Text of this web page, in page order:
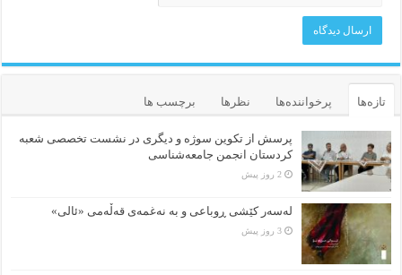
تازه‌ها پرخواننده‌ها نظرها برچسب ها
پرسش از تکوین سوژه و دیگری در نشست تخصصی شعبه
کردستان انجمن جامعه‌شناسی
2 روز پیش
لەسەر کێشی ڕوباعی و به نەغمەی قەڵەمی «ئالی»
3 روز پیش